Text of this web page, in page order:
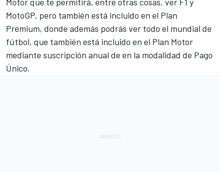
Motor que te permitirá, entre otras cosas, ver F1 y
MotoGP, pero también está incluido en el Plan
Premium, donde además podrás ver todo el mundial de
fútbol, que también está incluido en el Plan Motor
mediante suscripción anual de en la modalidad de Pago
Único.